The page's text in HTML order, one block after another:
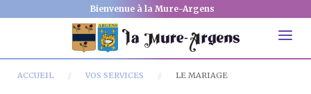
Bienvenue à la Mure-Argens
ACCUEIL VOS SERVICES LE MARIAGE